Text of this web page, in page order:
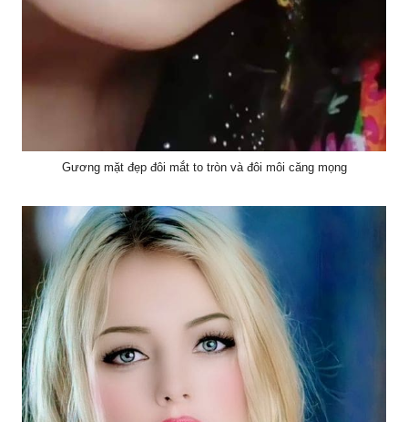
Gương mặt đẹp đôi mắt to tròn và đôi môi căng mọng